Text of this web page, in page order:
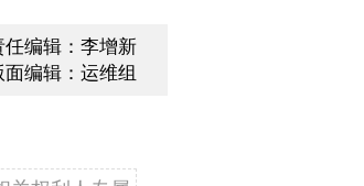
任编辑：李增新
面编辑：运维组